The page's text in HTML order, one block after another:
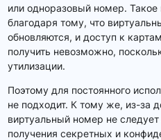
или одноразовый номер. Такое
благодаря тому, что
обновляются, и доступ к
получить невозможно,
утилизации.
Поэтому для постоянного
не подходит. К тому же, из-за
виртуальный номер не следует
получения секретных и